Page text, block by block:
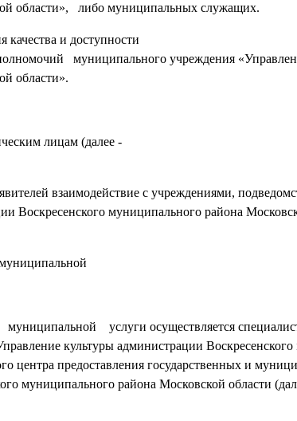
области», либо муниципальных служащих.
и доступности
муниципального учреждения
области».
лицам (далее -
взаимодействие с учреждениями,
Воскресенского муниципального района
услуги осуществляется
культуры администрации
центра предоставления государственных и
муниципального района Московской области